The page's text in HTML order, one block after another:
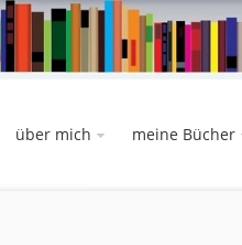
über mich meine Bücher